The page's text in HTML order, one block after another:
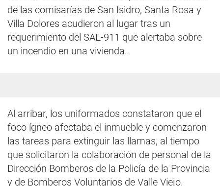
de las comisarías de San Isidro, Santa Rosa y
Villa Dolores acudieron al lugar tras un
requerimiento del SAE-911 que alertaba sobre
un incendio en una vivienda.
Al arribar, los uniformados constataron que el
foco ígneo afectaba el inmueble y comenzaron
las tareas para extinguir las llamas, al tiempo
que solicitaron la colaboración de personal de la
Dirección Bomberos de la Policía de la Provincia
y de Bomberos Voluntarios de Valle Viejo.